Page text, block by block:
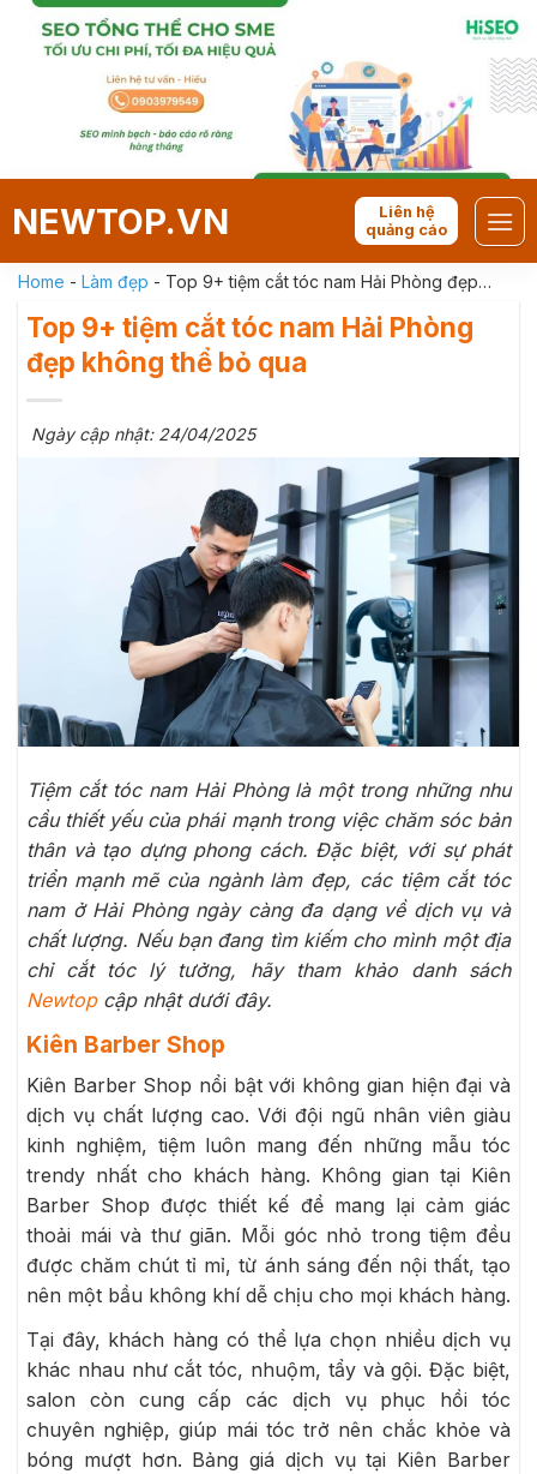
Skip
NEWTOP.VN
Liên hệ
quảng cáo
Home - Làm đẹp - Top 9+ tiệm cắt tóc nam Hải Phòng đẹp
Top 9+ tiệm cắt tóc nam Hải Phòng
đẹp không thể bỏ qua
Ngày cập nhật: 24/04/2025
Tiệm cắt tóc nam Hải Phòng là một trong những nhu
cầu thiết yếu của phái mạnh trong việc chăm sóc bản
thân và tạo dựng phong cách. Đặc biệt, với sự phát
triển mạnh mẽ của ngành làm đẹp, các tiệm cắt tóc
nam ở Hải Phòng ngày càng đa dạng về dịch vụ và
chất lượng. Nếu bạn đang tìm kiếm cho mình một địa
chỉ cắt tóc lý tưởng, hãy tham khảo danh sách
Newtopcập nhật dưới đây.
Kiên Barber Shop
Kiên Barber Shop nổi bật với không gian hiện đại và
dịch vụ chất lượng cao. Với đội ngũ nhân viên giàu
kinh nghiệm, tiệm luôn mang đến những mẫu tóc
trendy nhất cho khách hàng. Không gian tại Kiên
Barber Shop được thiết kế để mang lại cảm giác
thoải mái và thư giãn. Mỗi góc nhỏ trong tiệm đều
được chăm chút tỉ mỉ, từ ánh sáng đến nội thất, tạo
nên một bầu không khí dễ chịu cho mọi khách hàng.
Tại đây, khách hàng có thể lựa chọn nhiều dịch vụ
khác nhau như cắt tóc, nhuộm, tẩy và gội. Đặc biệt,
salon còn cung cấp các dịch vụ phục hồi tóc
chuyên nghiệp, giúp mái tóc trở nên chắc khỏe và
bóng mượt hơn. Bảng giá dịch vụ tại Kiên Barber